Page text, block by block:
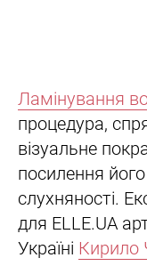
Ламінування
процедура,
візуальне
посилення
слухняності.
для ELLE.UA
Україні Кирило